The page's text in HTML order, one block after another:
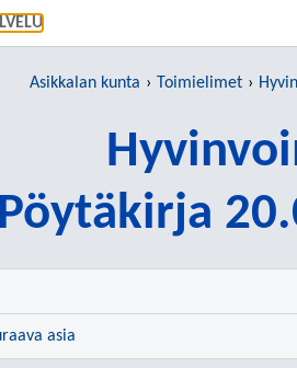
Asikkalan kunta Toimielimet
Pöytäkirja
asia